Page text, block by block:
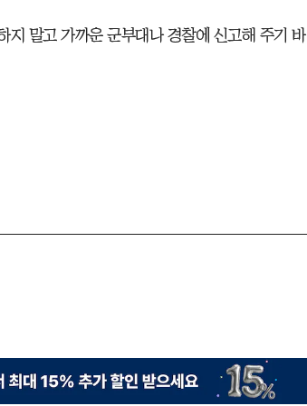
지 말고 가까운 군부대나 경찰에 신고해 주기 바